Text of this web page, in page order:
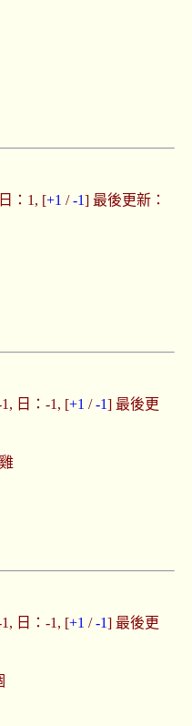
：1, [+1 /-1] 最後更新：
日：-1, [+1 /-1] 最後更
日：-1, [+1 /-1] 最後更